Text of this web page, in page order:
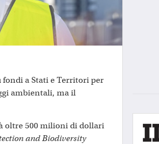
a Stati e Territori per
ambientali, ma il
oltre 500 milioni di dollari
and Biodiversity